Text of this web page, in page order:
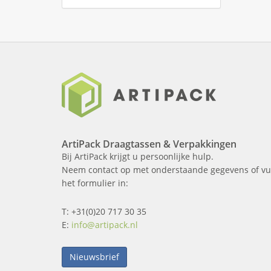
ArtiPack Draagtassen & Verpakkingen
Bij ArtiPack krijgt u persoonlijke hulp.
Neem contact op met onderstaande gegevens of
het formulier in:
T: +31(0)20 717 30 35
E: info@artipack.nl
Nieuwsbrief